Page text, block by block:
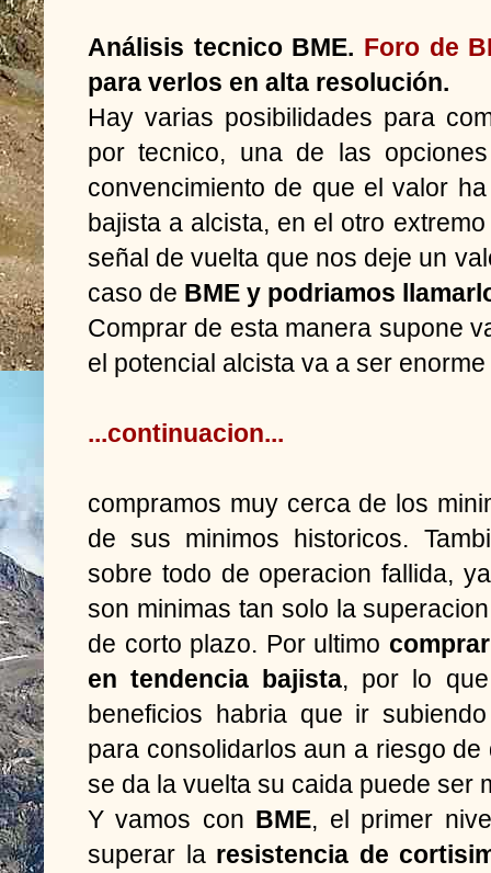
Análisis tecnico BME. Foro de
para verlos en alta resolución.
Hay varias posibilidades para
por tecnico, una de las
convencimiento de que el valor
bajista a alcista, en el otro
señal de vuelta que nos deje un
caso de BME y podriamos
Comprar de esta manera supone
el potencial alcista va a ser
...continuacion...
compramos muy cerca de los
de sus minimos historicos.
sobre todo de operacion fallida,
son minimas tan solo la
de corto plazo. Por ultimo
en tendencia bajista, por lo
beneficios habria que ir
para consolidarlos aun a riesgo
se da la vuelta su caida puede ser
Y vamos con BME, el primer
superar la resistencia de